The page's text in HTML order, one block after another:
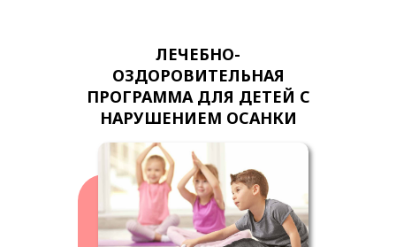
ЛЕЧЕБНО-
ОЗДОРОВИТЕЛЬНАЯ
ПРОГРАММА ДЛЯ ДЕТЕЙ С
НАРУШЕНИЕМ ОСАНКИ